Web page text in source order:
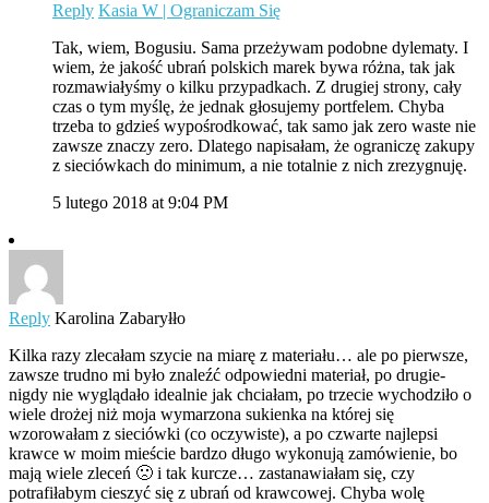
Reply Kasia W | Ograniczam Się
Tak, wiem, Bogusiu. Sama przeżywam podobne dylematy. I
wiem, że jakość ubrań polskich marek bywa różna, tak jak
rozmawiałyśmy o kilku przypadkach. Z drugiej strony, cały
czas o tym myślę, że jednak głosujemy portfelem. Chyba
trzeba to gdzieś wypośrodkować, tak samo jak zero waste nie
zawsze znaczy zero. Dlatego napisałam, że ograniczę zakupy
z sieciówkach do minimum, a nie totalnie z nich zrezygnuję.
5 lutego 2018 at 9:04 PM
Reply Karolina Zabaryłło
Kilka razy zlecałam szycie na miarę z materiału… ale po pierwsze,
zawsze trudno mi było znaleźć odpowiedni materiał, po drugie-
nigdy nie wyglądało idealnie jak chciałam, po trzecie wychodziło o
wiele drożej niż moja wymarzona sukienka na której się
wzorowałam z sieciówki (co oczywiste), a po czwarte najlepsi
krawce w moim mieście bardzo długo wykonują zamówienie, bo
mają wiele zleceń 🙁 i tak kurcze… zastanawiałam się, czy
potrafiłabym cieszyć się z ubrań od krawcowej. Chyba wolę